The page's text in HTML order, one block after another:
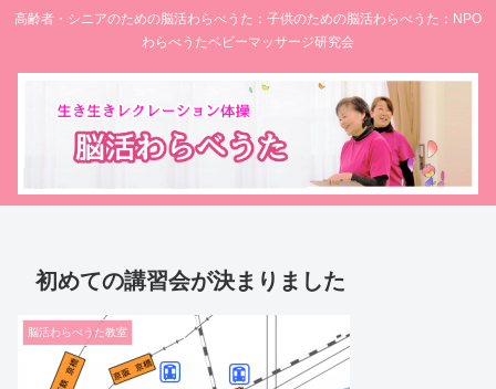
高齢者・シニアのための脳活わらべうた：子供のための脳活わらべうた：NPO
わらべうたベビーマッサージ研究会
初めての講習会が決まりました
脳活わらべうた教室